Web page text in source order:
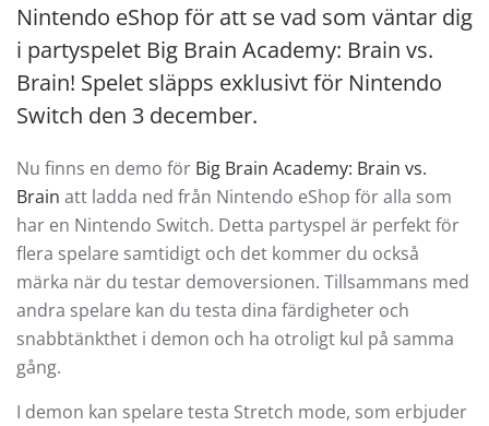
Nintendo eShop för att se vad som väntar dig
i partyspelet Big Brain Academy: Brain vs.
Brain! Spelet släpps exklusivt för Nintendo
Switch den 3 december.
Nu finns en demo för Big Brain Academy: Brain vs.
Brain att ladda ned från Nintendo eShop för alla som
har en Nintendo Switch. Detta partyspel är perfekt för
flera spelare samtidigt och det kommer du också
märka när du testar demoversionen. Tillsammans med
andra spelare kan du testa dina färdigheter och
snabbtänkthet i demon och ha otroligt kul på samma
gång.
I demon kan spelare testa Stretch mode, som erbjuder